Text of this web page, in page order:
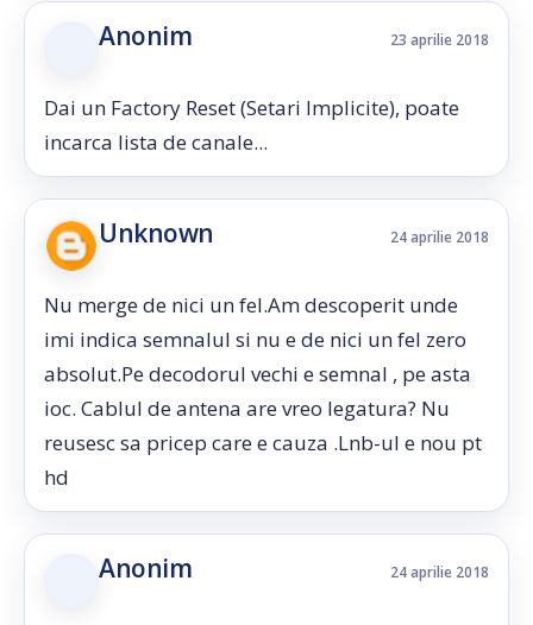
Anonim 23 aprilie 2018
Dai un Factory Reset (Setari Implicite), poate
incarca lista de canale...
Unknown 24 aprilie 2018
Nu merge de nici un fel.Am descoperit unde
imi indica semnalul si nu e de nici un fel zero
absolut.Pe decodorul vechi e semnal , pe asta
ioc. Cablul de antena are vreo legatura? Nu
reusesc sa pricep care e cauza .Lnb-ul e nou pt
hd
Anonim 24 aprilie 2018